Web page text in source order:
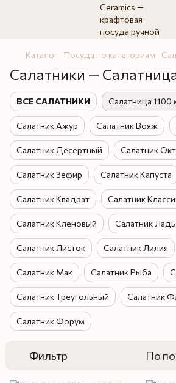
Каталог Посуда по категориям
Салатники —
ВСЕ САЛАТНИКИ Салатница 1100
Салатник Ажур Салатник Вояж
Салатник Десертный Салатник
Салатник Зефир Салатник Капуста
Салатник Квадрат Салатник
Салатник Кленовый Салатник
Салатник Листок Салатник Лилия
Салатник Мак Салатник Рыба
Салатник Треугольный Салатник
Салатник Форум
Фильтр По